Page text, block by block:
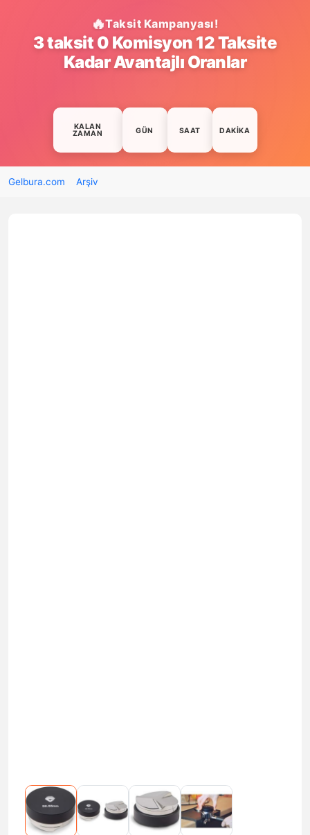
Taksit Kampanyası!
3 taksit 0 Komisyon 12 Taksite
Kadar Avantajlı Oranlar
KALAN
ZAMAN GÜN SAAT DAKIKA
Gelbura.com Arşiv